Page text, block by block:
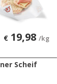
€19,98 /kg
Scheif